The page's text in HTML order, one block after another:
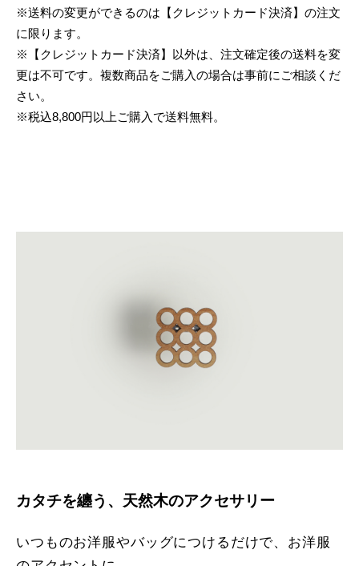
※送料の変更ができるのは【クレジットカード決済】の注文
に限ります。
※【クレジットカード決済】以外は、注文確定後の送料を変
更は不可です。複数商品をご購入の場合は事前にご相談くだ
さい。
※税込8,800円以上ご購入で送料無料。
カタチを纏う、天然木のアクセサリー
いつものお洋服やバッグにつけるだけで、お洋服